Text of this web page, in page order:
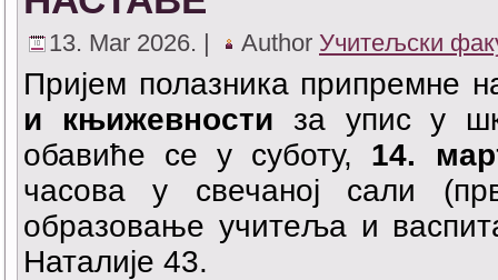
13. Mar 2026. | Author Учитељски
Пријем полазника припремне
и књижевности за упис у
обавиће се у суботу, 14.
часова у свечаној сали
образовање учитеља и
Наталије 43.